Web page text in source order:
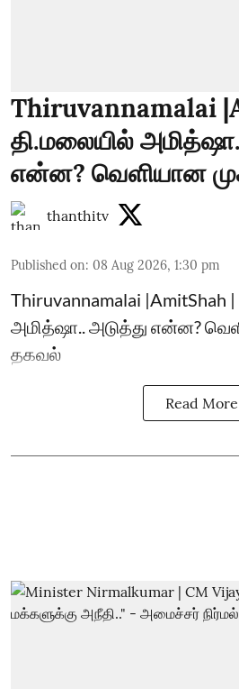
Thiruvannamalai
தி.மலையில்
என்ன? வெளியான
thanthitv
Published on: 08 Aug 2026, 1:30 pm
Thiruvannamalai |AmitShah
அமித்ஷா.. அடுத்து என்ன?
தகவல்
Read More